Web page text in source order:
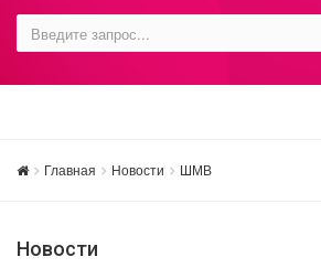
Главная Новости ШМВ
Новости